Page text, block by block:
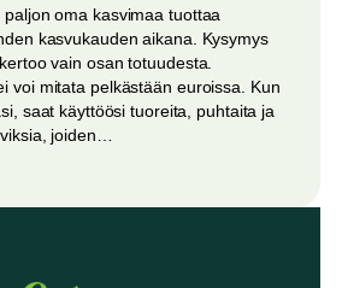
paljon oma kasvimaa tuottaa
kasvukauden aikana. Kysymys
vain osan totuudesta.
voi mitata pelkästään euroissa. Kun
saat käyttöösi tuoreita, puhtaita ja
joiden…